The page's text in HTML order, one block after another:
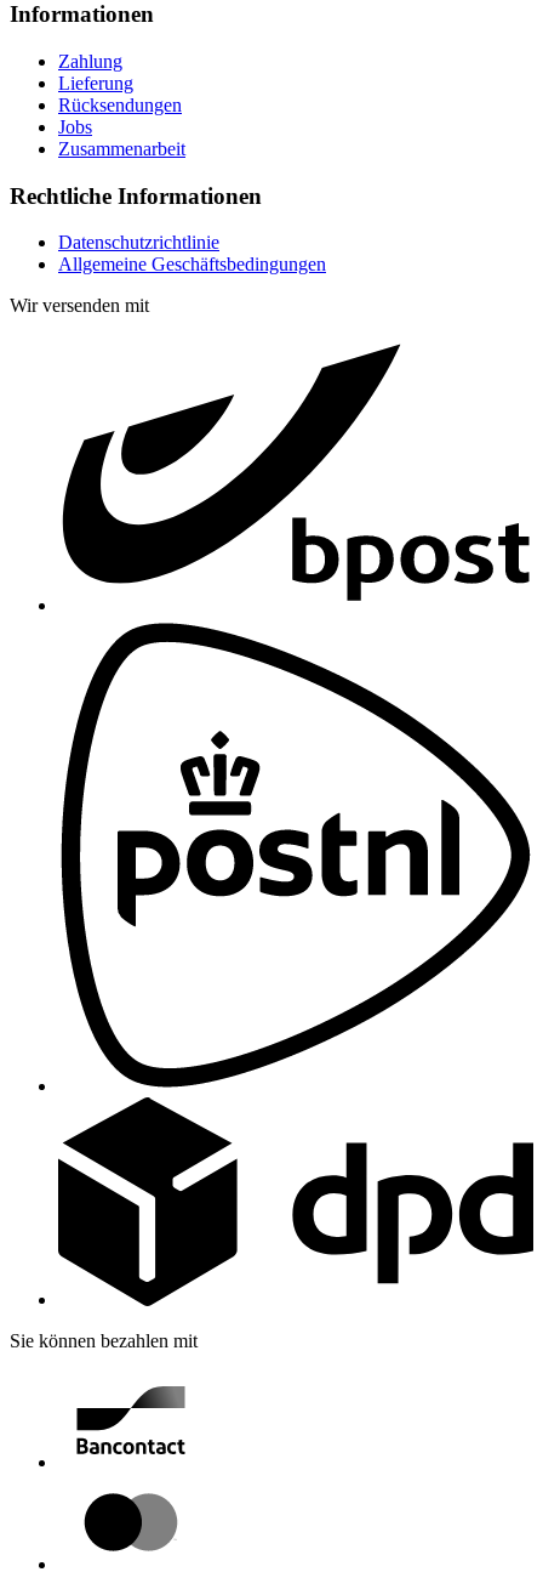
Informationen
Zahlung
Lieferung
Rücksendungen
Jobs
Zusammenarbeit
Rechtliche Informationen
Datenschutzrichtlinie
Allgemeine Geschäftsbedingungen
Wir versenden mit
Sie können bezahlen mit